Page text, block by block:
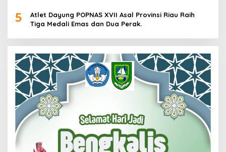
5
Atlet Dayung POPNAS XVII Asal Provinsi Riau Raih
Tiga Medali Emas dan Dua Perak.